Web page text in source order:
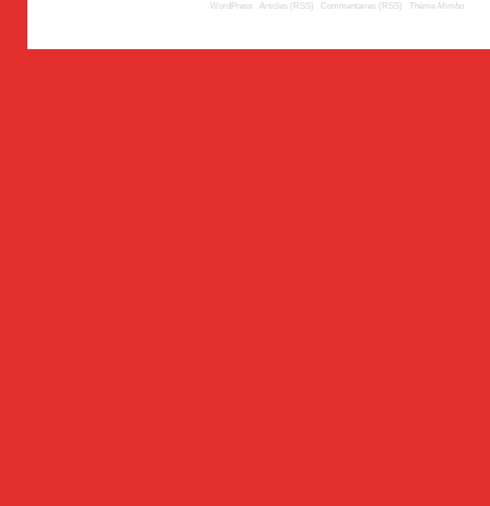
WordPress Articles (RSS) Commentaires (RSS) Thème Mimbo